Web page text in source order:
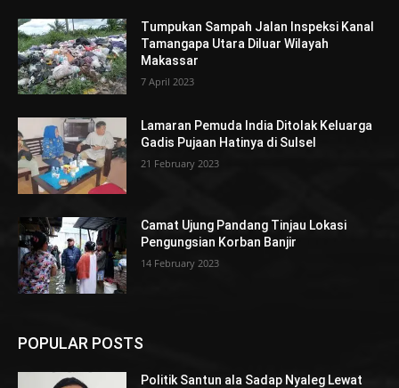
Tumpukan Sampah Jalan Inspeksi Kanal
Tamangapa Utara Diluar Wilayah
Makassar
7 April 2023
Lamaran Pemuda India Ditolak Keluarga
Gadis Pujaan Hatinya di Sulsel
21 February 2023
Camat Ujung Pandang Tinjau Lokasi
Pengungsian Korban Banjir
14 February 2023
POPULAR POSTS
Politik Santun ala Sadap Nyaleg Lewat